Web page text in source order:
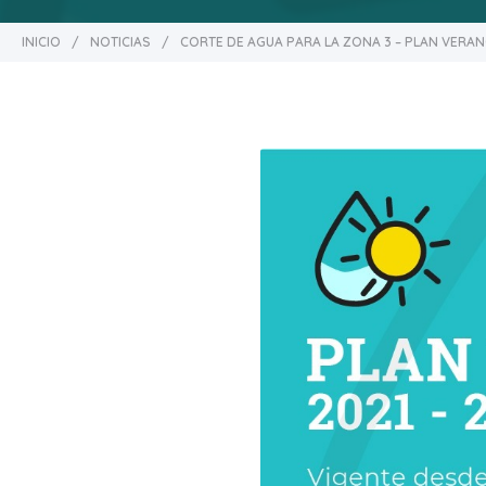
INICIO / NOTICIAS / CORTE DE AGUA PARA LA ZONA 3 – PLAN